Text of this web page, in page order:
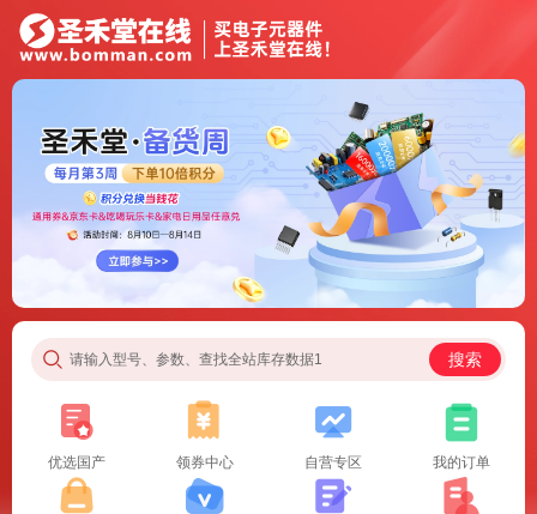
请输入型号、参数、查找全站库存数据1 搜索
优选国产 领券中心 自营专区 我的订单